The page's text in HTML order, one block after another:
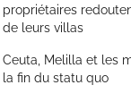
propriétaires
de leurs villas
Ceuta, Melilla et les
la fin du statu quo